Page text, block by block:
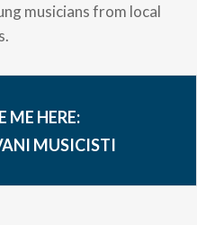
musicians from local
ME HERE:
MUSICISTI